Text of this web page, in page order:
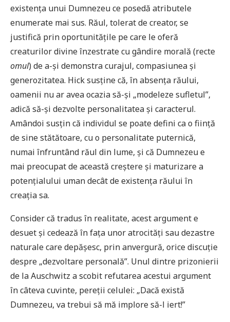
existența unui Dumnezeu ce posedă atributele
enumerate mai sus. Răul, tolerat de creator, se
justifică prin oportunitățile pe care le oferă
creaturilor divine înzestrate cu gândire morală (recte
omul) de a-și demonstra curajul, compasiunea și
generozitatea. Hick susține că, în absența răului,
oamenii nu ar avea ocazia să-și „modeleze sufletul”,
adică să-și dezvolte personalitatea și caracterul.
Amândoi susțin că individul se poate defini ca o ființă
de sine stătătoare, cu o personalitate puternică,
numai înfruntând răul din lume, și că Dumnezeu e
mai preocupat de această creștere și maturizare a
potențialului uman decât de existența răului în
creația sa.
Consider că tradus în realitate, acest argument e
desuet și cedează în fața unor atrocități sau dezastre
naturale care depășesc, prin anvergură, orice discuție
despre „dezvoltare personală”. Unul dintre prizonierii
de la Auschwitz a scobit refutarea acestui argument
în câteva cuvinte, pereții celulei: „Dacă există
Dumnezeu, va trebui să mă implore să-l iert!”